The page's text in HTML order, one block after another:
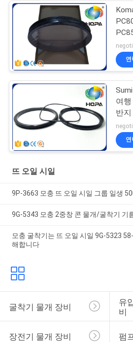
오일
연
여
반지
연
뜨 오일 시일
9P-3663 모충 뜨 오일 시일 그룹 일생
9G-5343 모충 2중창 콘 물개/굴착기 기
모충 굴착기는 뜨 오일 시일 9G-5323
해합니다
굴착기 물개 장비
유
비
장전기 물개 장비 펌